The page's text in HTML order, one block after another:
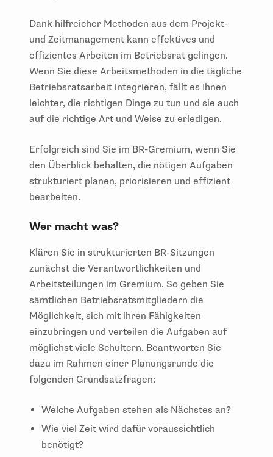
Dank hilfreicher Methoden aus dem Projekt-
und Zeitmanagement kann effektives und
effizientes Arbeiten im Betriebsrat gelingen.
Wenn Sie diese Arbeitsmethoden in die tägliche
Betriebsratsarbeit integrieren, fällt es Ihnen
leichter, die richtigen Dinge zu tun und sie auch
auf die richtige Art und Weise zu erledigen.
Erfolgreich sind Sie im BR-Gremium, wenn Sie
den Überblick behalten, die nötigen Aufgaben
strukturiert planen, priorisieren und effizient
bearbeiten.
Wer macht was?
Klären Sie in strukturierten BR-Sitzungen
zunächst die Verantwortlichkeiten und
Arbeitsteilungen im Gremium. So geben Sie
sämtlichen Betriebsratsmitgliedern die
Möglichkeit, sich mit ihren Fähigkeiten
einzubringen und verteilen die Aufgaben auf
möglichst viele Schultern. Beantworten Sie
dazu im Rahmen einer Planungsrunde die
folgenden Grundsatzfragen:
Welche Aufgaben stehen als Nächstes an?
Wie viel Zeit wird dafür voraussichtlich
benötigt?